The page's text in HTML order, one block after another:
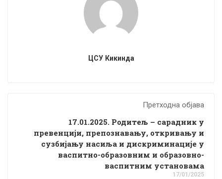
ЦСУ Кикинда
Претходна објава
17.01.2025. Родитељ – сарадник у
превенцији, препознавању, откривању и
сузбијању насиља и дискриминације у
васпитно-образовним и образовно-
васпитним установама
17/01/2025